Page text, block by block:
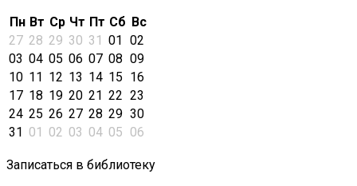
Пн Вт Ср Чт Пт Сб Вс
27 28 29 30 31 01 02
03 04 05 06 07 08 09
10 11 12 13 14 15 16
17 18 19 20 21 22 23
24 25 26 27 28 29 30
31 01 02 03 04 05 06
Записаться в библиотеку